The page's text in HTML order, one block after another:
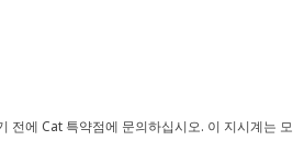
전에 Cat 특약점에 문의하십시오. 이 지시계는 모